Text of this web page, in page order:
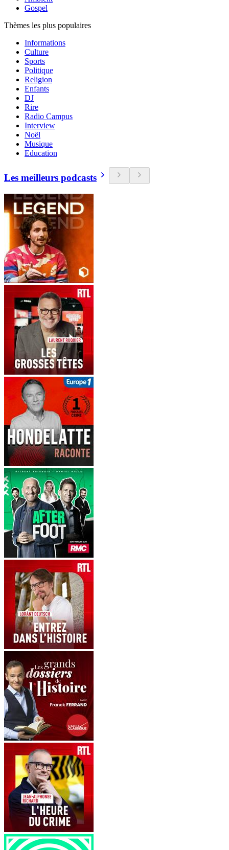
Gospel
Thèmes les plus populaires
Informations
Culture
Sports
Politique
Religion
Enfants
DJ
Rire
Radio Campus
Interview
Noël
Musique
Education
Les meilleurs podcasts